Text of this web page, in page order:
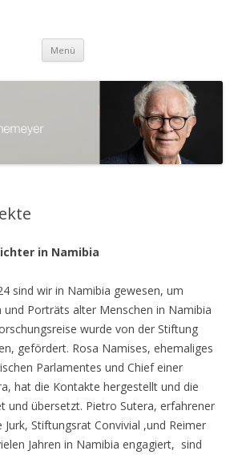
Menü Zum
springen
in Namibia
sind wir in Namibia gewesen, um
und Porträts alter Menschen in Namibia
wurde von der Stiftung
gefördert. Rosa Namises, ehemaliges
Parlamentes und Chief einer
hat die Kontakte hergestellt und die
und übersetzt. Pietro Sutera, erfahrener
Stiftungsrat Convivial ,und Reimer
Jahren in Namibia engagiert, sind